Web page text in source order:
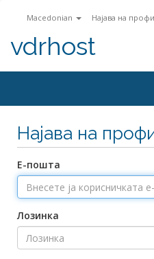
Macedonian Најава на
vdrhost
Најава на
Е-пошта
Лозинка